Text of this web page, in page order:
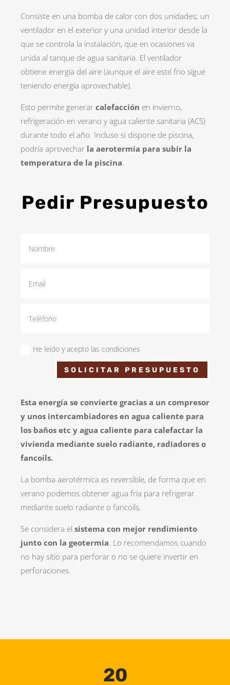
Consiste en una bomba de calor con dos unidades; un
ventilador en el exterior y una unidad interior desde la
que se controla la instalación, que en ocasiones va
unida al tanque de agua sanitaria. El ventilador
obtiene energía del aire (aunque el aire esté frio sigue
teniendo energía aprovechable).
Esto permite generar calefacción en invierno,
refrigeración en verano y agua caliente sanitaria (ACS)
durante todo el año. Incluso si dispone de piscina,
podría aprovechar la aerotermia para subir la
temperatura de la piscina.
Pedir Presupuesto
He leído y acepto las condiciones
SOLICITAR PRESUPUESTO
Esta energía se convierte gracias a un compresor
y unos intercambiadores en agua caliente para
los baños etc y agua caliente para calefactar la
vivienda mediante suelo radiante, radiadores o
fancoils.
La bomba aerotérmica es reversible, de forma que en
verano podemos obtener agua fria para refrigerar
mediante suelo radiante o fancoils.
Se considera el sistema con mejor rendimiento
junto con la geotermia. Lo recomendamos cuando
no hay sitio para perforar o no se quiere invertir en
perforaciones.
20